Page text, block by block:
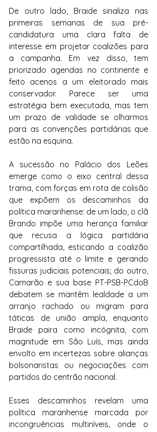
De outro lado, Braide sinaliza nas
primeiras semanas de sua pré-
candidatura uma clara falta de
interesse em projetar coalizões para
a campanha. Em vez disso, tem
priorizado agendas no continente e
feito acenos a um eleitorado mais
conservador. Parece ser uma
estratégia bem executada, mas tem
um prazo de validade se olharmos
para as convenções partidárias que
estão na esquina.
A sucessão no Palácio dos Leões
emerge como o eixo central dessa
trama, com forças em rota de colisão
que expõem os descaminhos da
política maranhense: de um lado, o clã
Brando impõe uma herança familiar
que recusa a lógica partidária
compartilhada, esticando a coalizão
progressista até o limite e gerando
fissuras judiciais potenciais; do outro,
Camarão e sua base PT-PSB-PCdoB
debatem se mantêm lealdade a um
arranjo rachado ou migram para
táticas de união ampla, enquanto
Braide paira como incógnita, com
magnitude em São Luís, mas ainda
envolto em incertezas sobre alianças
bolsonaristas ou negociações com
partidos do centrão nacional.
Esses descaminhos revelam uma
política maranhense marcada por
incongruências multiníveis, onde o